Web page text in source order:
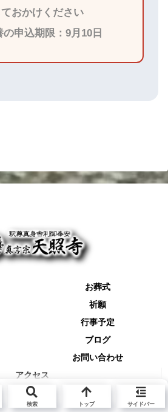
おかけください
申込期限：9月10日
お葬式
祈願
行事予定
ブログ
お問い合わせ
アクセス
© 2026 天照寺.
検索 トップ サイドバー